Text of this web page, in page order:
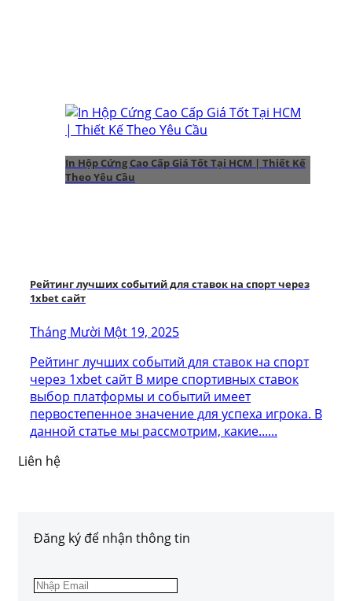
In Hộp Cứng Cao Cấp Giá Tốt Tại HCM | Thiết Kế
Theo Yêu Cầu
Рейтинг лучших событий для ставок на спорт через
1xbet сайт
Tháng Mười Một 19, 2025
Рейтинг лучших событий для ставок на спорт
через 1xbet сайт В мире спортивных ставок
выбор платформы и событий имеет
первостепенное значение для успеха игрока. В
данной статье мы рассмотрим, какие......
Liên hệ
Đăng ký để nhận thông tin